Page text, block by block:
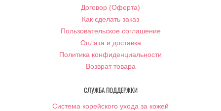
Договор (Оферта)
Как сделать заказ
Пользовательское соглашение
Оплата и доставка
Политика конфиденциальности
Возврат товара
СЛУЖБА ПОДДЕРЖКИ
Система корейского ухода за кожей